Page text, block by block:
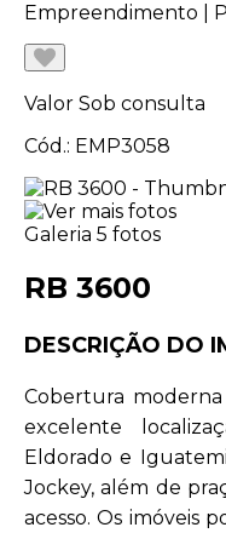
Empreendimento |
Valor Sob consulta
Cód.: EMP3058
Galeria 5 fotos
RB 3600
DESCRIÇÃO DO
Cobertura
excelente
Eldorado e
Jockey, além de
acesso. Os imóveis